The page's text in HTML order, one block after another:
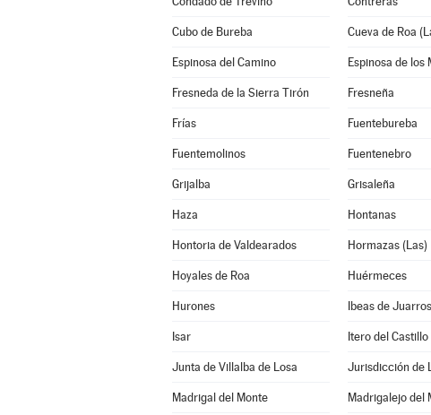
Cubo de Bureba Cueva de Roa
Espinosa del Camino Espinosa de los
Fresneda de la Sierra Tirón Fresneña
Frías Fuentebureba
Fuentemolinos Fuentenebro
Grijalba Grisaleña
Haza Hontanas
Hontoria de Valdearados Hormazas (Las)
Hoyales de Roa Huérmeces
Hurones Ibeas de Juarros
Isar Itero del Castillo
Junta de Villalba de Losa Jurisdicción de
Madrigal del Monte Madrigalejo del